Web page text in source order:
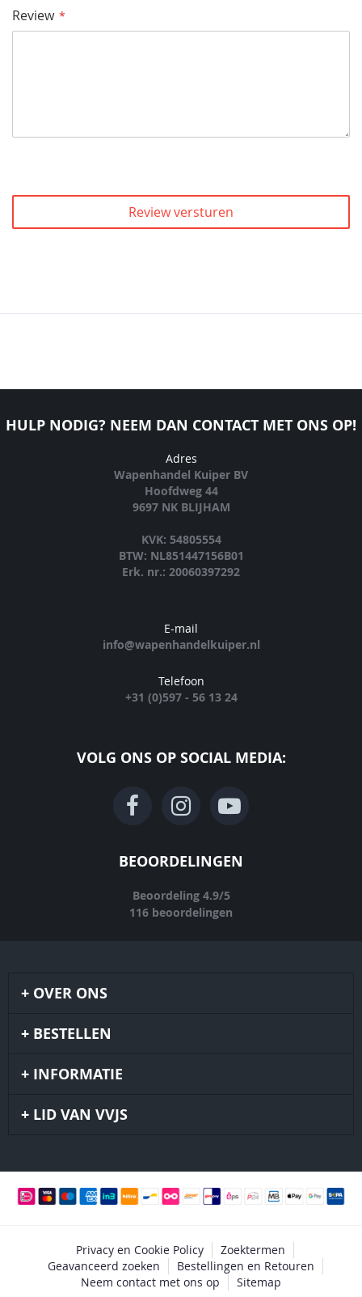
Review
Review versturen
HULP NODIG? NEEM DAN CONTACT MET ONS OP!
Adres
Wapenhandel Kuiper BV
Hoofdweg 44
9697 NK BLIJHAM
KVK: 54805554
BTW: NL851447156B01
Erk. nr.: 20060397292
E-mail
info@wapenhandelkuiper.nl
Telefoon
+31 (0)597 - 56 13 24
VOLG ONS OP SOCIAL MEDIA:
BEOORDELINGEN
Beoordeling 4.9/5
116 beoordelingen
OVER ONS
BESTELLEN
INFORMATIE
LID VAN VVJS
Privacy en Cookie Policy
Zoektermen
Geavanceerd zoeken
Bestellingen en Retouren
Neem contact met ons op
Sitemap